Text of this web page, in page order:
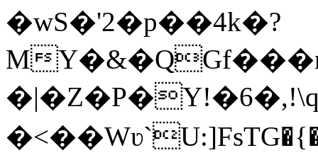
�wS�'2�p��4k�?
M